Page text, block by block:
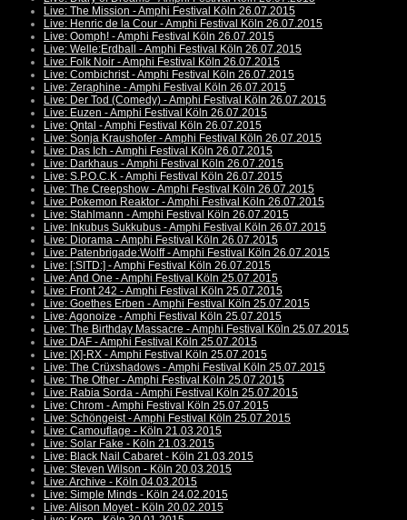
Live: The Mission - Amphi Festival Köln 26.07.2015
Live: Henric de la Cour - Amphi Festival Köln 26.07.2015
Live: Oomph! - Amphi Festival Köln 26.07.2015
Live: Welle:Erdball - Amphi Festival Köln 26.07.2015
Live: Folk Noir - Amphi Festival Köln 26.07.2015
Live: Combichrist - Amphi Festival Köln 26.07.2015
Live: Zeraphine - Amphi Festival Köln 26.07.2015
Live: Der Tod (Comedy) - Amphi Festival Köln 26.07.2015
Live: Euzen - Amphi Festival Köln 26.07.2015
Live: Qntal - Amphi Festival Köln 26.07.2015
Live: Sonja Kraushofer - Amphi Festival Köln 26.07.2015
Live: Das Ich - Amphi Festival Köln 26.07.2015
Live: Darkhaus - Amphi Festival Köln 26.07.2015
Live: S.P.O.C.K - Amphi Festival Köln 26.07.2015
Live: The Creepshow - Amphi Festival Köln 26.07.2015
Live: Pokemon Reaktor - Amphi Festival Köln 26.07.2015
Live: Stahlmann - Amphi Festival Köln 26.07.2015
Live: Inkubus Sukkubus - Amphi Festival Köln 26.07.2015
Live: Diorama - Amphi Festival Köln 26.07.2015
Live: Patenbrigade:Wolff - Amphi Festival Köln 26.07.2015
Live: [:SITD:] - Amphi Festival Köln 26.07.2015
Live: And One - Amphi Festival Köln 25.07.2015
Live: Front 242 - Amphi Festival Köln 25.07.2015
Live: Goethes Erben - Amphi Festival Köln 25.07.2015
Live: Agonoize - Amphi Festival Köln 25.07.2015
Live: The Birthday Massacre - Amphi Festival Köln 25.07.2015
Live: DAF - Amphi Festival Köln 25.07.2015
Live: [X]-RX - Amphi Festival Köln 25.07.2015
Live: The Crüxshadows - Amphi Festival Köln 25.07.2015
Live: The Other - Amphi Festival Köln 25.07.2015
Live: Rabia Sorda - Amphi Festival Köln 25.07.2015
Live: Chrom - Amphi Festival Köln 25.07.2015
Live: Schöngeist - Amphi Festival Köln 25.07.2015
Live: Camouflage - Köln 21.03.2015
Live: Solar Fake - Köln 21.03.2015
Live: Black Nail Cabaret - Köln 21.03.2015
Live: Steven Wilson - Köln 20.03.2015
Live: Archive - Köln 04.03.2015
Live: Simple Minds - Köln 24.02.2015
Live: Alison Moyet - Köln 20.02.2015